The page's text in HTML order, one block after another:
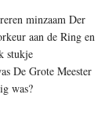
minzaam Der
aan de Ring en
stukje
De Grote Meester
was?